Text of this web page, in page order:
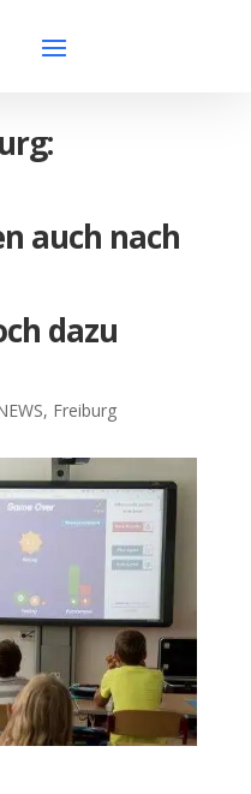
auch nach
dazu
, Freiburg